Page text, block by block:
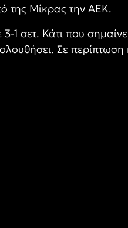
της Μίκρας την ΑΕΚ.
Κάτι που
Σε περίπτωση